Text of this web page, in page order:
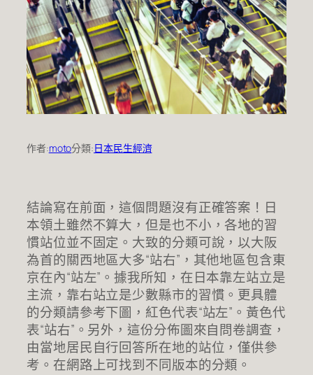
作者:moto分類:日本民生經濟
結論寫在前面，這個問題沒有正確答案！日
本領土雖然不算大，但是也不小，各地的習
慣站位並不固定。大致的分類可說，以大阪
為首的關西地區大多“站右”，其他地區包含東
京在內“站左”。據我所知，在日本靠左站立是
主流，靠右站立是少數縣市的習慣。更具體
的分類請參考下圖，紅色代表“站左”。黃色代
表“站右”。另外，這份分佈圖來自問卷調查，
由當地居民自行回答所在地的站位，僅供參
考。在網路上可找到不同版本的分類。